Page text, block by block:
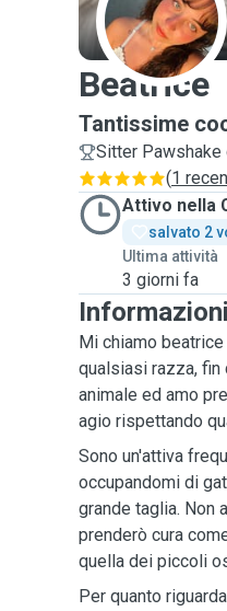
B
Beatrice
Tantissime
Sitter Pawshake
(1
Attivo nella
salvato 2
Ultima attività
3 giorni fa
Mi chiamo
qualsiasi razza, fin
animale ed amo
agio rispettando
Sono un'attiva
occupandomi di
grande taglia. Non
prenderò cura
quella dei piccoli
Per quanto